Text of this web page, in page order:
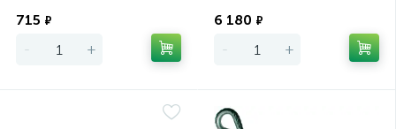
715 ₽
- +
6 180 ₽
- +